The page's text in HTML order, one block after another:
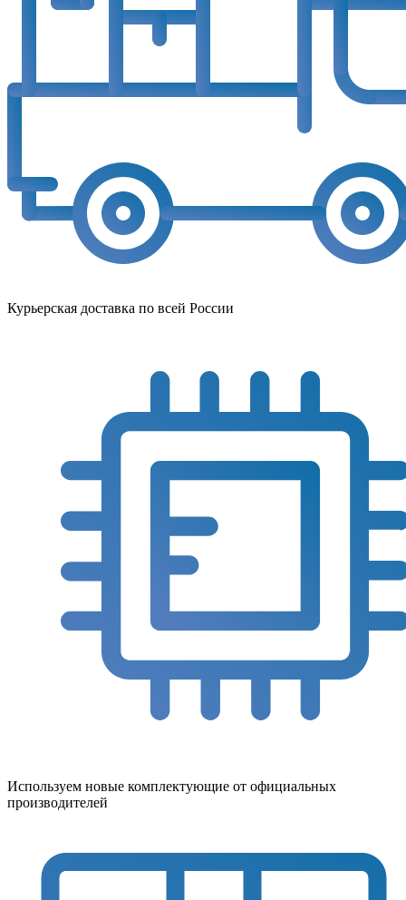
Курьерская доставка по всей России
Используем новые комплектующие от официальных
производителей